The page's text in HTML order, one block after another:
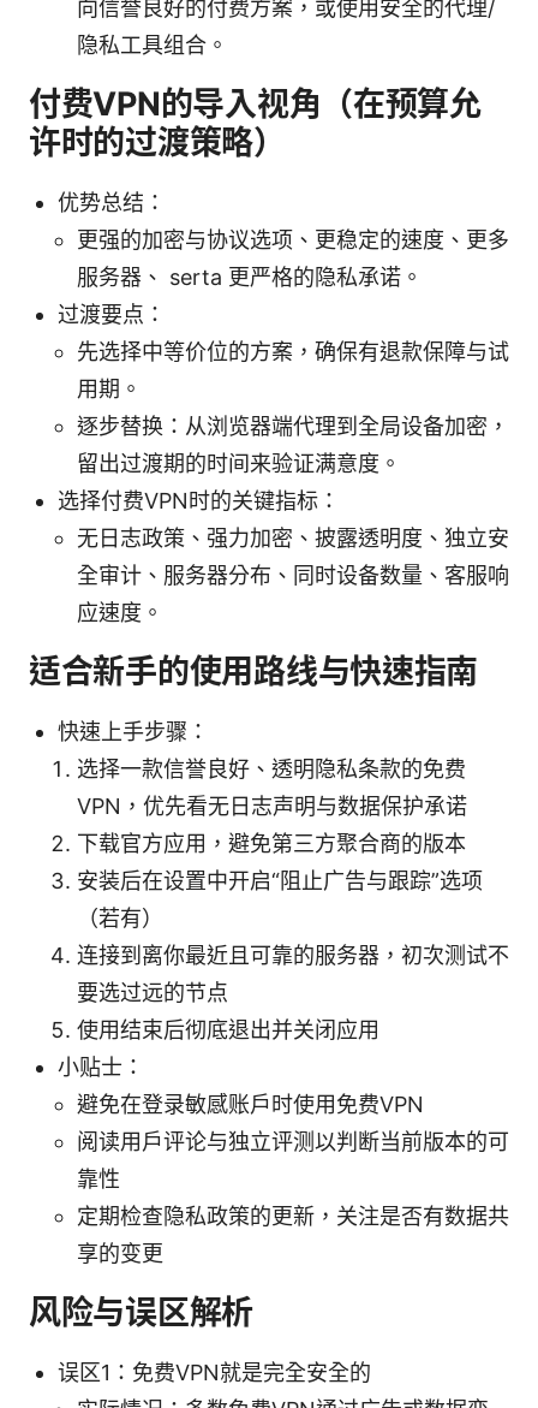
向信誉良好的付费方案，或使用安全的代理/
隐私工具组合。
付费VPN的导入视角（在预算允
许时的过渡策略）
优势总结：
更强的加密与协议选项、更稳定的速度、更多
服务器、 serta 更严格的隐私承诺。
过渡要点：
先选择中等价位的方案，确保有退款保障与试
用期。
逐步替换：从浏览器端代理到全局设备加密，
留出过渡期的时间来验证满意度。
选择付费VPN时的关键指标：
无日志政策、强力加密、披露透明度、独立安
全审计、服务器分布、同时设备数量、客服响
应速度。
适合新手的使用路线与快速指南
快速上手步骤：
选择一款信誉良好、透明隐私条款的免费
VPN，优先看无日志声明与数据保护承诺
下载官方应用，避免第三方聚合商的版本
安装后在设置中开启“阻止广告与跟踪”选项
（若有）
连接到离你最近且可靠的服务器，初次测试不
要选过远的节点
使用结束后彻底退出并关闭应用
小贴士：
避免在登录敏感账户时使用免费VPN
阅读用户评论与独立评测以判断当前版本的可
靠性
定期检查隐私政策的更新，关注是否有数据共
享的变更
风险与误区解析
误区1：免费VPN就是完全安全的